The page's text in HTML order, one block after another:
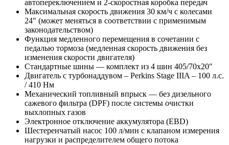
автопереключением и 2-скоростная коробка передач
Максимальная скорость движения 30 км/ч с колесами
24" (может меняться в соответствии с применимым
законодательством)
Функция медленного перемещения в сочетании с
педалью тормоза (медленная скорость движения без
изменения скорости двигателя)
Стандартные шины — комплект из 4 шин 405/70x20"
Двигатель с турбонаддувом – Perkins Stage IIIA – 100 л.с.
/ 410 Нм
Механический топливный впрыск — без дизельного
сажевого фильтра (DPF) после системы очистки
выхлопных газов
Электронное отключение аккумулятора (EBD)
Шестеренчатый насос 100 л/мин с клапаном измерения
нагрузки и распределителем общего потока